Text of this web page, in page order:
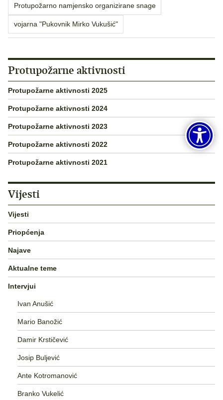
Protupožarno namjensko organizirane snage
vojarna "Pukovnik Mirko Vukušić"
Protupožarne aktivnosti
Protupožarne aktivnosti 2025
Protupožarne aktivnosti 2024
Protupožarne aktivnosti 2023
Protupožarne aktivnosti 2022
Protupožarne aktivnosti 2021
Vijesti
Vijesti
Priopćenja
Najave
Aktualne teme
Intervjui
Ivan Anušić
Mario Banožić
Damir Krstičević
Josip Buljević
Ante Kotromanović
Branko Vukelić